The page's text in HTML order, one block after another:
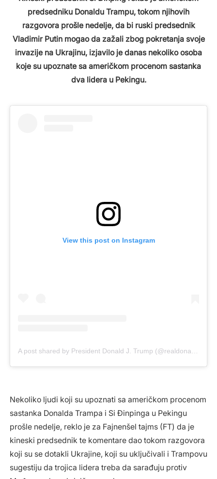
predsedniku Donaldu Trampu, tokom njihovih
razgovora prošle nedelje, da bi ruski predsednik
Vladimir Putin mogao da zažali zbog pokretanja svoje
invazije na Ukrajinu, izjavilo je danas nekoliko osoba
koje su upoznate sa američkom procenom sastanka
dva lidera u Pekingu.
View this post on Instagram
A post shared by President Donald J. Trump (@realdonaldtrump)
Nekoliko ljudi koji su upoznati sa američkom procenom
sastanka Donalda Trampa i Si Đinpinga u Pekingu
prošle nedelje, reklo je za Fajnenšel tajms (FT) da je
kineski predsednik te komentare dao tokom razgovora
koji su se dotakli Ukrajine, koji su uključivali i Trampovu
sugestiju da trojica lidera treba da sarađuju protiv